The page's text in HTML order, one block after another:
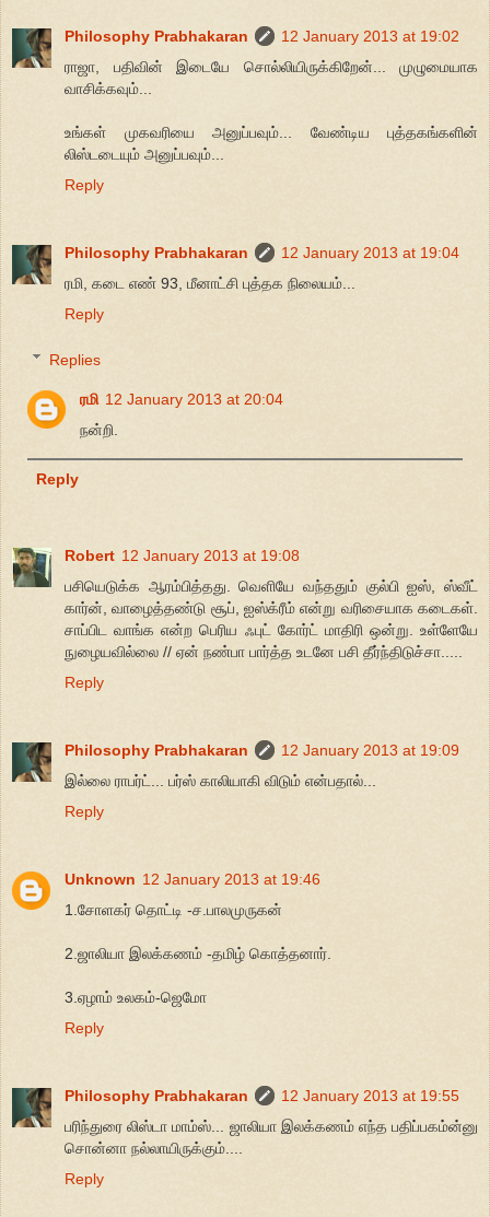
Philosophy Prabhakaran
12 January 2013 at 19:02
ராஜா, பதிவின் இடையே சொல்லியிருக்கிறேன்... முழுமையாக
வாசிக்கவும்...
உங்கள் முகவரியை அனுப்பவும்... வேண்டிய புத்தகங்களின்
லிஸ்டடையும் அனுப்பவும்...
Reply
Philosophy Prabhakaran
12 January 2013 at 19:04
ரமி, கடை எண் 93, மீனாட்சி புத்தக நிலையம்...
Reply
Replies
ரமி 12 January 2013 at 20:04
நன்றி.
Reply
Robert 12 January 2013 at 19:08
பசியெடுக்க ஆரம்பித்தது. வெளியே வந்ததும் குல்பி ஐஸ், ஸ்வீட்
கார்ன், வாழைத்தண்டு சூப், ஐஸ்க்ரீம் என்று வரிசையாக கடைகள்.
சாப்பிட வாங்க என்ற பெரிய ஃபுட் கோர்ட் மாதிரி ஒன்று. உள்ளேயே
நுழையவில்லை // ஏன் நண்பா பார்த்த உடனே பசி தீர்ந்திடுச்சா.....
Reply
Philosophy Prabhakaran
12 January 2013 at 19:09
இல்லை ராபர்ட்... பர்ஸ் காலியாகி விடும் என்பதால்...
Reply
Unknown 12 January 2013 at 19:46
1.சோளகர் தொட்டி -ச.பாலமுருகன்
2.ஜாலியா இலக்கணம் -தமிழ் கொத்தனார்.
3.ஏழாம் உலகம்-ஜெமோ
Reply
Philosophy Prabhakaran
12 January 2013 at 19:55
பரிந்துரை லிஸ்டா மாம்ஸ்... ஜாலியா இலக்கணம் எந்த பதிப்பகம்ன்னு
சொன்னா நல்லாயிருக்கும்....
Reply